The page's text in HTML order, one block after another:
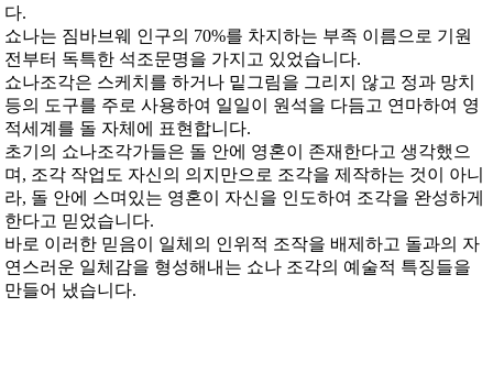
다.
쇼나는 짐바브웨 인구의 70%를 차지하는 부족 이름으로 기원
전부터 독특한 석조문명을 가지고 있었습니다.
쇼나조각은 스케치를 하거나 밑그림을 그리지 않고 정과 망치
등의 도구를 주로 사용하여 일일이 원석을 다듬고 연마하여 영
적세계를 돌 자체에 표현합니다.
초기의 쇼나조각가들은 돌 안에 영혼이 존재한다고 생각했으
며, 조각 작업도 자신의 의지만으로 조각을 제작하는 것이 아니
라, 돌 안에 스며있는 영혼이 자신을 인도하여 조각을 완성하게
한다고 믿었습니다.
바로 이러한 믿음이 일체의 인위적 조작을 배제하고 돌과의 자
연스러운 일체감을 형성해내는 쇼나 조각의 예술적 특징들을
만들어 냈습니다.